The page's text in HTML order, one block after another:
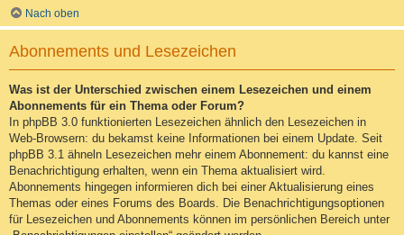
Nach oben
Abonnements und Lesezeichen
Was ist der Unterschied zwischen einem Lesezeichen und einem
Abonnements für ein Thema oder Forum?
In phpBB 3.0 funktionierten Lesezeichen ähnlich den Lesezeichen in
Web-Browsern: du bekamst keine Informationen bei einem Update. Seit
phpBB 3.1 ähneln Lesezeichen mehr einem Abonnement: du kannst eine
Benachrichtigung erhalten, wenn ein Thema aktualisiert wird.
Abonnements hingegen informieren dich bei einer Aktualisierung eines
Themas oder eines Forums des Boards. Die Benachrichtigungsoptionen
für Lesezeichen und Abonnements können im persönlichen Bereich unter